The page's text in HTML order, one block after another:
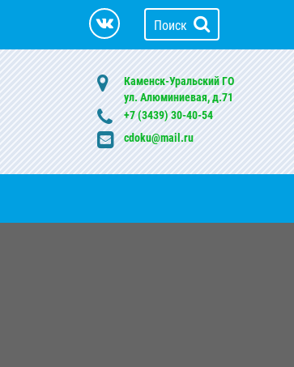
Поиск
Каменск-Уральский ГО
ул. Алюминиевая, д.71
+7 (3439) 30-40-54
cdoku@mail.ru